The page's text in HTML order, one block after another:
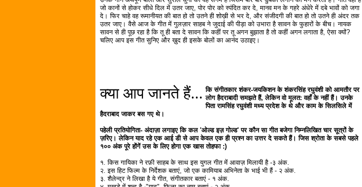
जो कानों से होकर सीधे दिल में उतर जाए, पोर पोर को स्पंदित कर दे, मानव मन के गहरे अंधेरे में दबे भावों को जगा
दे। फिर चाहे वह रूमानीयत की बात हो तो उतने ही शोख़ी से भर दे, और संजीदगी की बात हो तो उतने ही अंदर तक
उतर जाए। वैसे आज के गीत में गुलज़ार साहब ने जुदाई की पीड़ा को उभारा है सावन के फुहारों के बीच। नायक
सावन से ही पूछ रहा है कि तू ही बता दे सावन कि कहीं पर तू अगन बुझाता है तो कहीं अगन लगाता है, ऐसा क्यों?
चलिए आप इस गीत सुनिए और ख़ुद ही इसके बोलों का आनंद उठाइए।
क्या आप जानते हैं... कि संगीतकार शंकर-जयकिशन के शंकरसिंह रघुवंशी को आमतौर पर
लोग हैदराबादी समझते हैं, लेकिन वो मूलत: वहाँ के नहीं हैं। उनके
पिता रामसिंह रघुवंशी मध्य प्रदेश के थे और काम के सिलसिले में
हैदराबाद जाकर बस गए थे।
पहेली प्रतियोगिता- अंदाज़ा लगाइए कि कल 'ओल्ड इज़ गोल्ड' पर कौन सा गीत बजेगा निम्नलिखित चार सूत्रों के
ज़रिए। लेकिन याद रहे एक आई डी से आप केवल एक ही प्रश्न का उत्तर दे सकते हैं। जिस श्रोता के सबसे पहले
१०० अंक पूरे होंगें उस के लिए होगा एक खास तोहफा :)
१. किस गायिका ने रफ़ी साहब के साथ इस युगल गीत में आवाज़ मिलायी है -३ अंक.
२. इस हिट फिल्म के निर्देशक बताएं, जो एक कामियाब अभिनेता के भाई भी हैं - २ अंक.
३. शैलेन्द्र ने लिखा है ये गीत, संगीतकार बताएं - १ अंक.